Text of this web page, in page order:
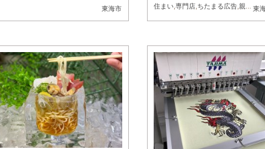
東海市 住まい ,専門店 ちたまる広告 親子 ,夫